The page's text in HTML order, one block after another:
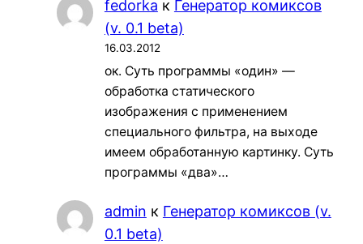
fedorka к Генератор комиксов
(v. 0.1 beta)
16.03.2012
ок. Суть программы «один» —
обработка статического
изображения с применением
специального фильтра, на выходе
имеем обработанную картинку. Суть
программы «два»…
admin к Генератор комиксов (v.
0.1 beta)